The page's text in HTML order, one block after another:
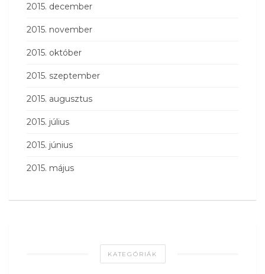
2015. december
2015. november
2015. október
2015. szeptember
2015. augusztus
2015. július
2015. június
2015. május
KATEGÓRIÁK